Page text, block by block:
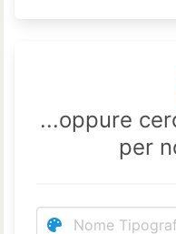
...oppure
per